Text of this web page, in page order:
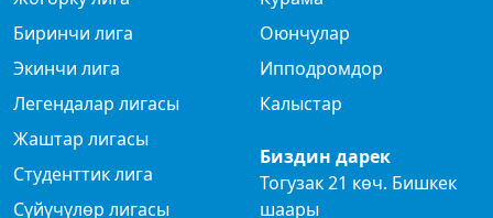
Биринчи лига
Экинчи лига
Легендалар лигасы
Жаштар лигасы
Студенттик лига
Сүйүчүлөр лигасы
Оюнчулар
Ипподромдор
Калыстар
Биздин дарек
Тогузак 21 көч. Бишкек
шаары